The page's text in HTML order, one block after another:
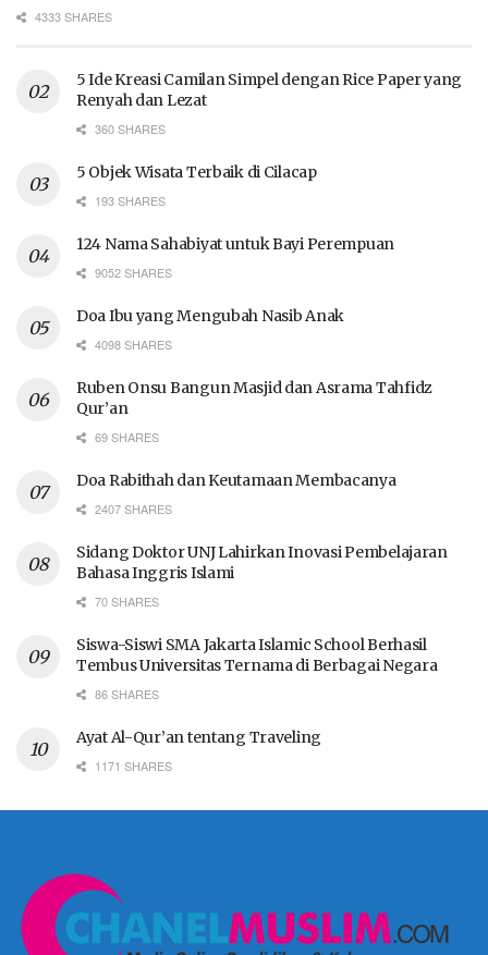
4333 SHARES
5 Ide Kreasi Camilan Simpel dengan Rice Paper yang
Renyah dan Lezat
360 SHARES
5 Objek Wisata Terbaik di Cilacap
193 SHARES
124 Nama Sahabiyat untuk Bayi Perempuan
9052 SHARES
Doa Ibu yang Mengubah Nasib Anak
4098 SHARES
Ruben Onsu Bangun Masjid dan Asrama Tahfidz
Qur’an
69 SHARES
Doa Rabithah dan Keutamaan Membacanya
2407 SHARES
Sidang Doktor UNJ Lahirkan Inovasi Pembelajaran
Bahasa Inggris Islami
70 SHARES
Siswa-Siswi SMA Jakarta Islamic School Berhasil
Tembus Universitas Ternama di Berbagai Negara
86 SHARES
Ayat Al-Qur’an tentang Traveling
1171 SHARES